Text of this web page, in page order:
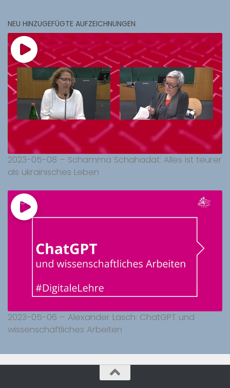
NEU HINZUGEFÜGTE AUFZEICHNUNGEN
2023-05-08 – Schamma Schahadat: Alles ist teurer
als ukrainisches Leben
2023-05-06 – Alexander Lasch: ChatGPT und
wissenschaftliches Arbeiten